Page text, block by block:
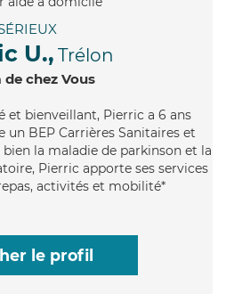
U., Trélon
de chez Vous
et bienveillant, Pierric a 6 ans
un BEP Carrières Sanitaires et
bien la maladie de parkinson et la
Pierric apporte ses services
activités et mobilité*
le profil